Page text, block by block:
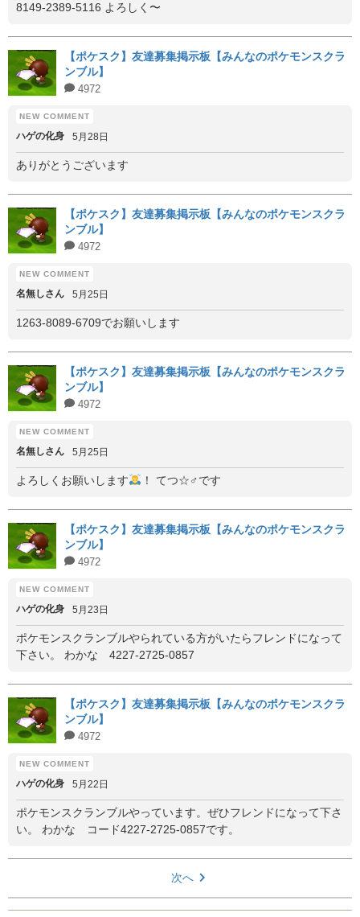
8149-2389-5116 よろしく〜
【ポケスク】友達募集掲示板【みんなのポケモンスクラ
ンブル】
4972
ハゲの化身 5月28日
ありがとうございます
【ポケスク】友達募集掲示板【みんなのポケモンスクラ
ンブル】
4972
名無しさん 5月25日
1263-8089-6709でお願いします
【ポケスク】友達募集掲示板【みんなのポケモンスクラ
ンブル】
4972
名無しさん 5月25日
よろしくお願いします ！ てつ☆♂です
【ポケスク】友達募集掲示板【みんなのポケモンスクラ
ンブル】
4972
ハゲの化身 5月23日
ポケモンスクランブルやられている方がいたらフレンドになって
下さい。 わかな 4227-2725-0857
【ポケスク】友達募集掲示板【みんなのポケモンスクラ
ンブル】
4972
ハゲの化身 5月22日
ポケモンスクランブルやっています。ぜひフレンドになって下さ
い。 わかな コード4227-2725-0857です。
次へ